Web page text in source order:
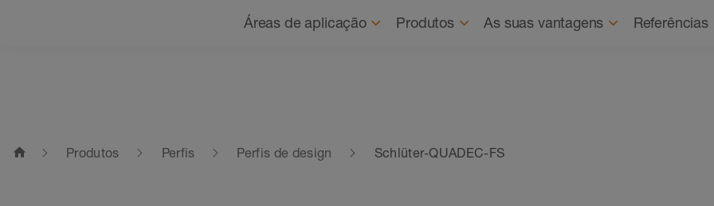
Áreas de aplicação Produtos As suas vantagens Referências
home Produtos Perfis Perfis de design Schlüter-QUADEC-FS